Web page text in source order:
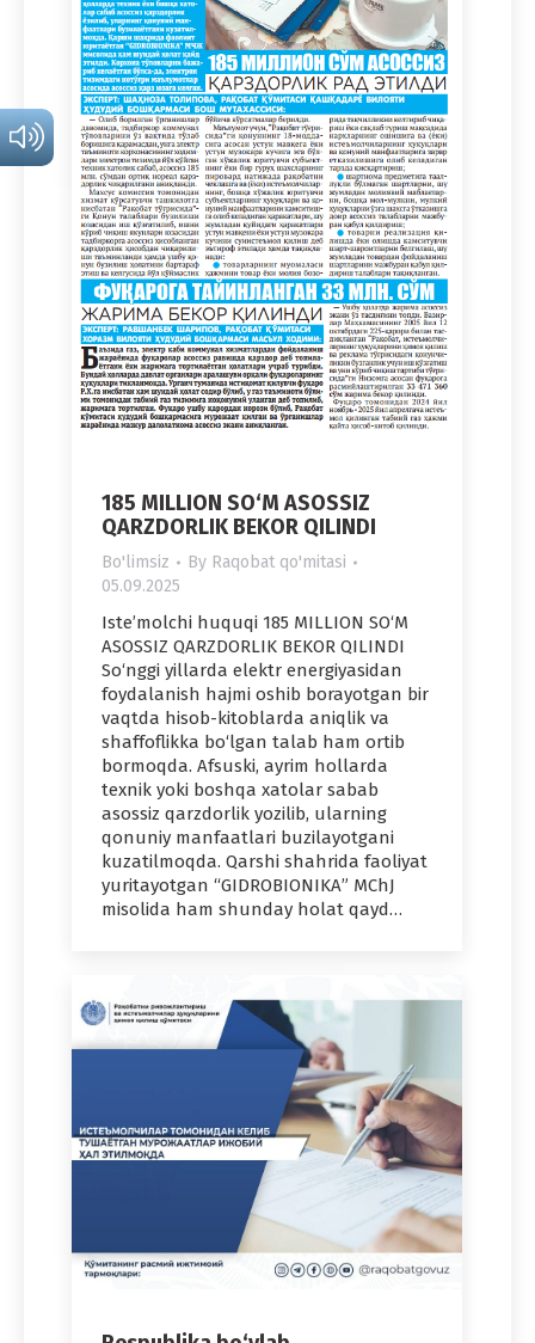
185 MILLION SO‘M ASOSSIZ
QARZDORLIK BEKOR QILINDI
Bo'limsiz By Raqobat qo'mitasi
05.09.2025
Iste’molchi huquqi 185 MILLION SO‘M
ASOSSIZ QARZDORLIK BEKOR QILINDI
So‘nggi yillarda elektr energiyasidan
foydalanish hajmi oshib borayotgan bir
vaqtda hisob-kitoblarda aniqlik va
shaffoflikka bo‘lgan talab ham ortib
bor­moqda. Afsuski, ayrim hol­larda
texnik yoki boshqa xato­lar sabab
asossiz qarzdor­lik yozilib, ularning
qonuniy man­faatlari buzilayotgani
kuzatilmoqda. Qarshi shah­rida faoliyat
yuritayotgan “GID­RO­BI­ONIKA” MChJ
misolida ham shunday holat qayd…